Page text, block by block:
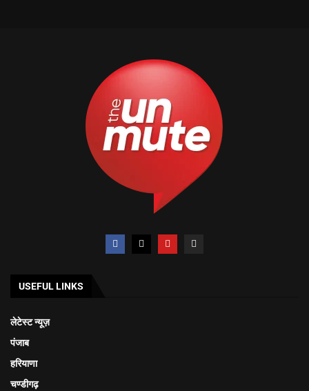
USEFUL LINKS
लेटेस्ट न्यूज़
पंजाब
हरियाणा
चण्डीगढ़